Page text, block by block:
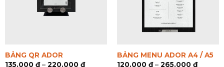
BẢNG QR ADOR
135.000 ₫– 220.000 ₫
BẢNG MENU ADOR A4 / A5
120.000 ₫– 265.000 ₫